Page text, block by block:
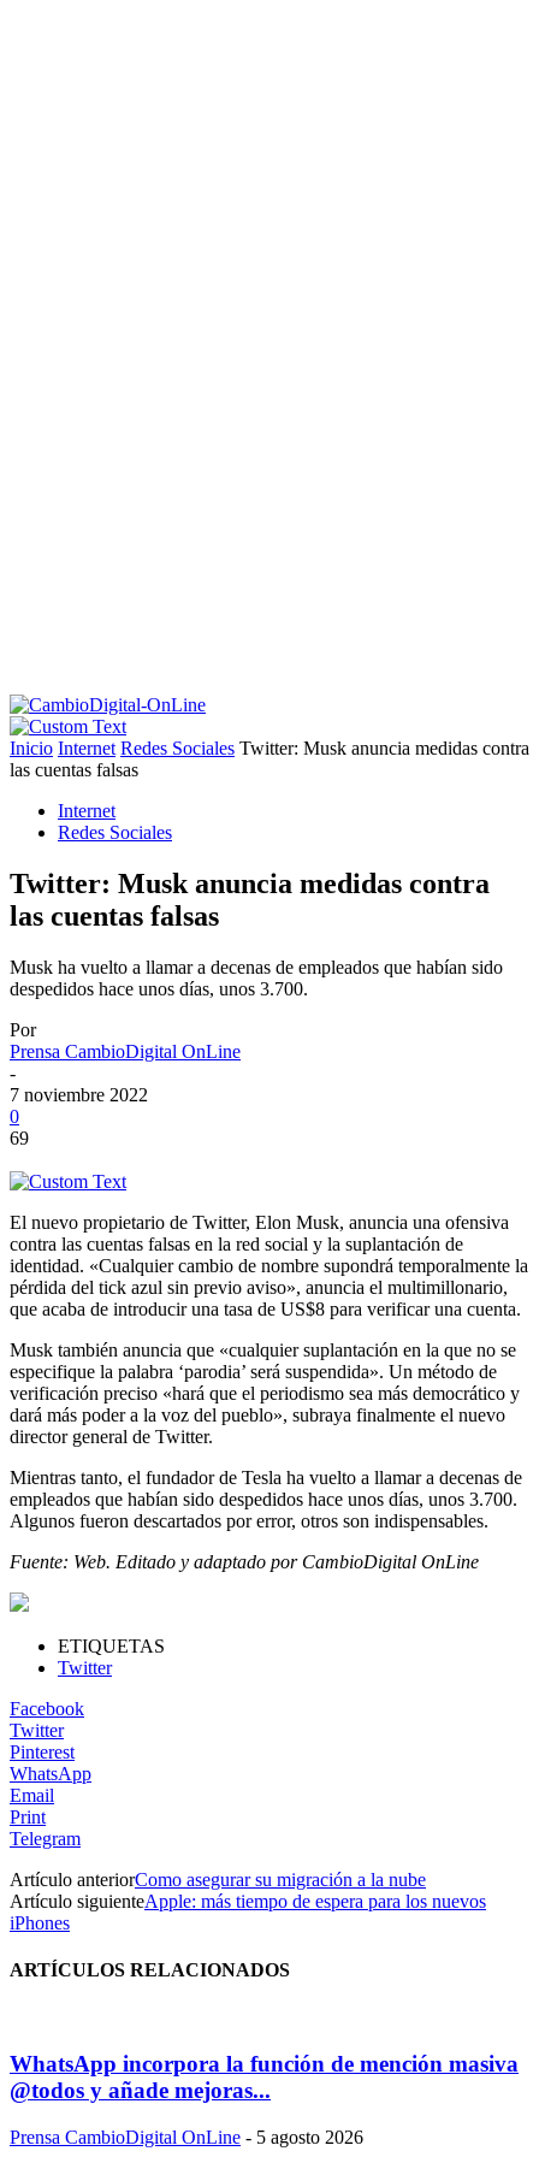
Inicio Internet Redes Sociales Twitter: Musk anuncia medidas contra
las cuentas falsas
Internet
Redes Sociales
Twitter: Musk anuncia medidas contra
las cuentas falsas
Musk ha vuelto a llamar a decenas de empleados que habían sido
despedidos hace unos días, unos 3.700.
Por
Prensa CambioDigital OnLine
-
7 noviembre 2022
0
69
El nuevo propietario de Twitter, Elon Musk, anuncia una ofensiva
contra las cuentas falsas en la red social y la suplantación de
identidad. «Cualquier cambio de nombre supondrá temporalmente la
pérdida del tick azul sin previo aviso», anuncia el multimillonario,
que acaba de introducir una tasa de US$8 para verificar una cuenta.
Musk también anuncia que «cualquier suplantación en la que no se
especifique la palabra ‘parodia’ será suspendida». Un método de
verificación preciso «hará que el periodismo sea más democrático y
dará más poder a la voz del pueblo», subraya finalmente el nuevo
director general de Twitter.
Mientras tanto, el fundador de Tesla ha vuelto a llamar a decenas de
empleados que habían sido despedidos hace unos días, unos 3.700.
Algunos fueron descartados por error, otros son indispensables.
Fuente: Web. Editado y adaptado por CambioDigital OnLine
ETIQUETAS
Twitter
Facebook
Twitter
Pinterest
WhatsApp
Email
Print
Telegram
Artículo anteriorComo asegurar su migración a la nube
Artículo siguienteApple: más tiempo de espera para los nuevos
iPhones
ARTÍCULOS RELACIONADOS
WhatsApp incorpora la función de mención masiva
@todos y añade mejoras...
Prensa CambioDigital OnLine - 5 agosto 2026